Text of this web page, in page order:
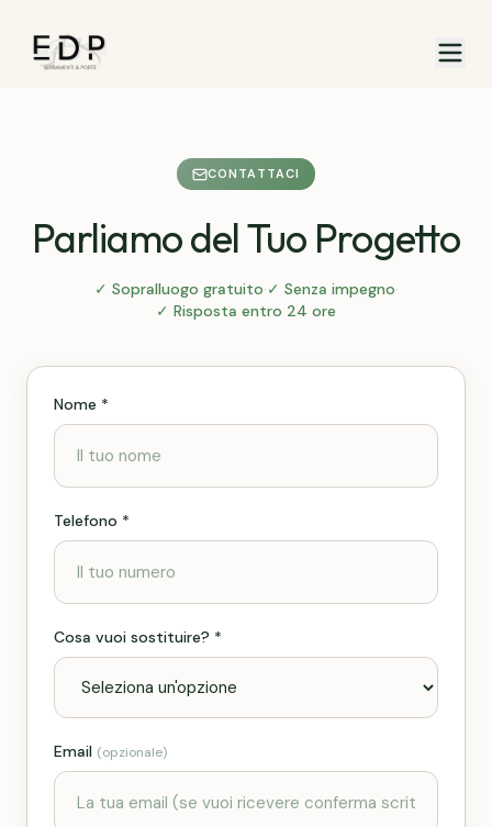
CONTATTACI
Parliamo del Tuo Progetto
✓ Sopralluogo gratuito·✓ Senza impegno·
✓ Risposta entro 24 ore
Nome *
Telefono *
Cosa vuoi sostituire? *
Email (opzionale)